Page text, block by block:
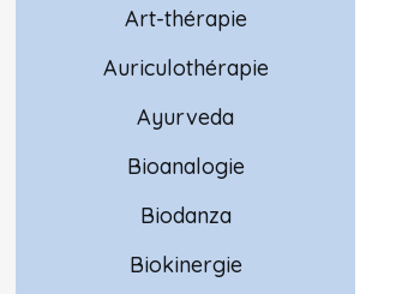
Art-thérapie
Auriculothérapie
Ayurveda
Bioanalogie
Biodanza
Biokinergie